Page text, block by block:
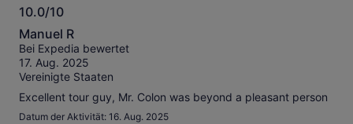
dieser
Aktivität.
Weitere
Informationen
zu
unseren
geprüften
Bewertungen.
10.0/10
10.0
von
10
Manuel R
Bei Expedia bewertet
17. Aug. 2025
Vereinigte Staaten
Excellent tour guy, Mr. Colon was beyond a pleasant person
Datum der Aktivität: 16. Aug. 2025